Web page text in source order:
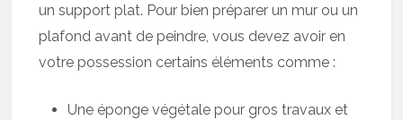
un support plat. Pour bien préparer un mur ou un
plafond avant de peindre, vous devez avoir en
votre possession certains éléments comme :
Une éponge végétale pour gros travaux et